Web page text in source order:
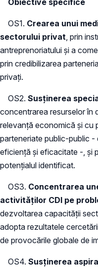
OS1. Crearea unui
sectorului privat , prin
antreprenoriatului şi a
prin credibilizarea
privaţi.
OS2. Susţinerea
concentrarea resurselor în
relevanţă economică şi cu
parteneriate public-public -
eficienţă şi eficacitate -, şi
potenţialul identificat.
OS3. Concentrarea
activităţilor CDI pe
dezvoltarea capacităţii
adopta rezultatele
de provocările globale de
OS4. Susţinerea